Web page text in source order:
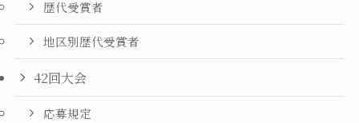
歴代受賞者
地区別歴代受賞者
42回大会
応募規定